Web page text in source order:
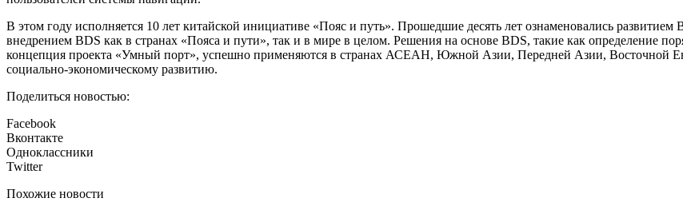
В этом году исполняется 10 лет китайской инициативе «Пояс и путь». Прошедшие десять лет ознаменовались
внедрением BDS как в странах «Пояса и пути», так и в мире в целом. Решения на основе BDS, такие как определение
концепция проекта «Умный порт», успешно применяются в странах АСЕАН, Южной Азии, Передней Азии, Восточной
социально-экономическому развитию.
Поделиться новостью:
Facebook
Вконтакте
Одноклассники
Twitter
Похожие новости